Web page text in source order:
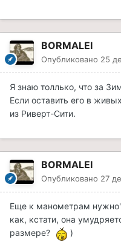
BORMALEI
Опубликовано 25
Я знаю толлько, что за
Если оставить его в
из Риверт-Сити.
BORMALEI
Опубликовано 27
Еще к манометрам
как, кстати, она
размере?
)